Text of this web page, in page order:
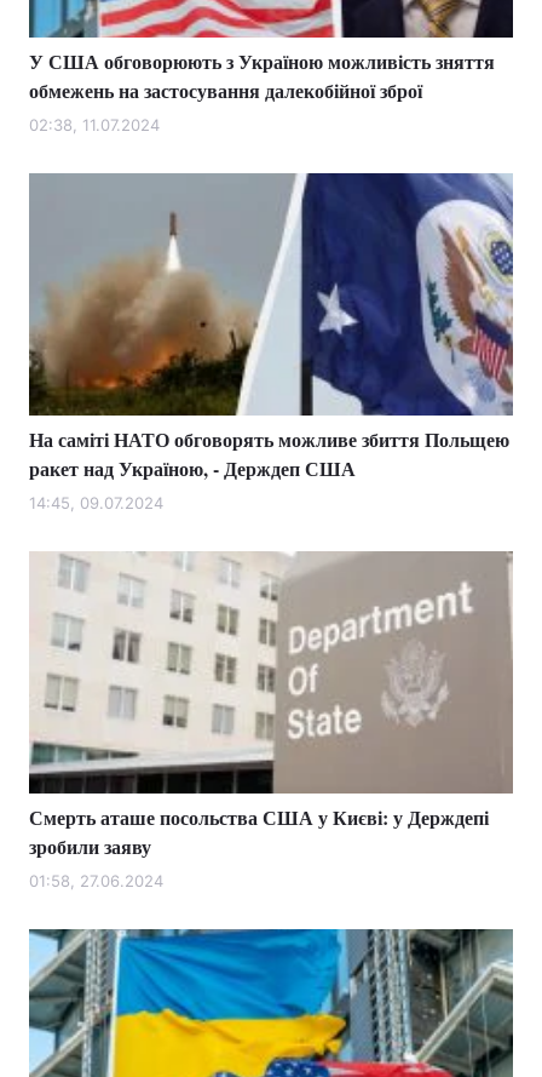
У США обговорюють з Україною можливість зняття
обмежень на застосування далекобійної зброї
02:38, 11.07.2024
На саміті НАТО обговорять можливе збиття Польщею
ракет над Україною, - Держдеп США
14:45, 09.07.2024
Смерть аташе посольства США у Києві: у Держдепі
зробили заяву
01:58, 27.06.2024